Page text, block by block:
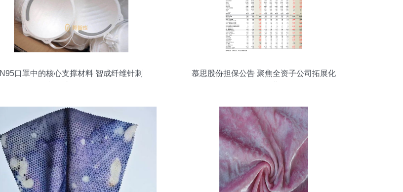
N95口罩中的核心支撑材料 智成纤维针刺
慕思股份担保公告 聚焦全资子公司拓展化